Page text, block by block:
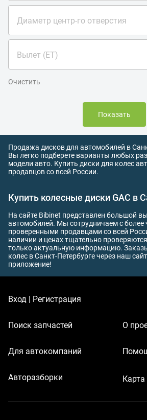
Диаметр центр-го отверстия
Вылет (ET)
Очистить
Показать
Продажа дисков для автомобилей в
Вы легко подберете варианты любых
модели авто. Купить диски для колес
продавцов со всей России.
Купить колесные диски GAC в
На сайте Bibinet представлен большой
автомобилей. Мы сотрудничаем с более
проверенными продавцами со всей
наличии и ценах тщательно
только актуальную информацию.
колес в Санкт-Петербурге через наш
приложение!
Вход | Регистрация
Поиск запчастей
Для автокомпаний
Авторазборки
О
Карта